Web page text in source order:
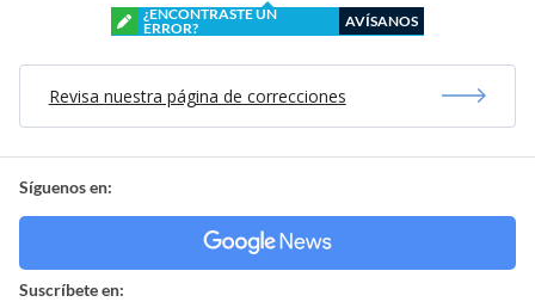
¿ENCONTRASTE UN
ERROR?
AVÍSANOS
Revisa nuestra página de correcciones
Síguenos en:
Suscríbete en: